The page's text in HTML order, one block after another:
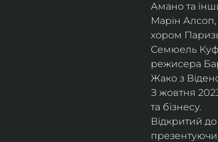
Амано та
Марін
хором
Семюель
режисера
Жако з
З жовтня
та бізнесу.
Відкритий
презентуючи